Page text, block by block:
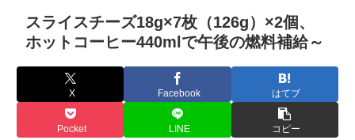
スライスチーズ18g×7枚（126g）×2個、
ホットコーヒー440mlで午後の燃料補給～
X Facebook はてブ
Pocket LINE コピー